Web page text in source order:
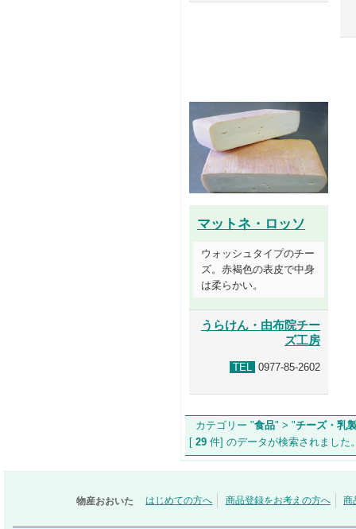
マットネ・ロッソ
ウォッシュタイプのチー
ズ。赤褐色の表皮で中身
は柔らかい。
うらけん・由布院チー
ズ工房
TEL 0977-85-2602
カテゴリー "食品" > "チーズ・乳
[ 29 件] のデータが検索されま
物産おおいた はじめての方へ 商品登録をお考えの方へ 商